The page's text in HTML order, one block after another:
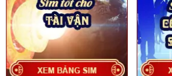
Các yếu tố phong thủy trong sim
đến chủ mệnh: Đối với người
số đẹp nhưng đối với người kia
Các yếu tố thị trường: